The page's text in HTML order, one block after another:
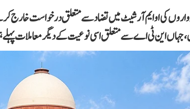
کی او ایم آر شیٹ میں تضاد سے متعلق درخواست خارج
این ٹی اے سے متعلق اسی نوعیت کے دیگر معاملات پہلے